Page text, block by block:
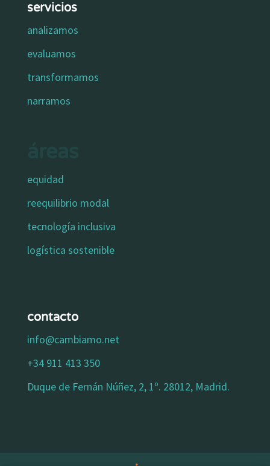
servicios
analizamos
evaluamos
transformamos
narramos
equidad
reequilibrio modal
tecnología inclusiva
logística sostenible
contacto
info@cambiamo.net
+34 911 413 350
Duque de Fernán Núñez, 2, 1º. 28012, Madrid.